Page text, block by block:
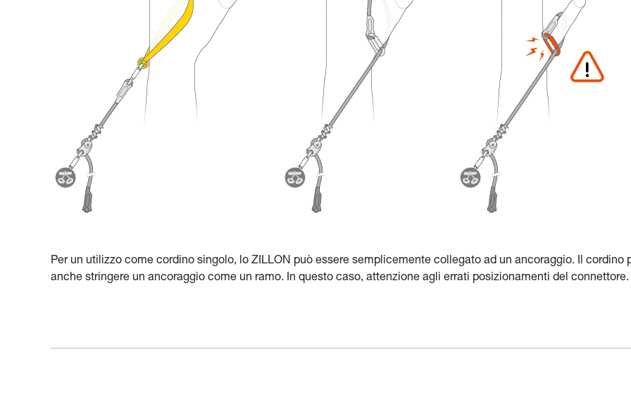
Per un utilizzo come cordino singolo, lo ZILLON può essere semplicemente collegato ad un ancoraggio. Il cordino
anche stringere un ancoraggio come un ramo. In questo caso, attenzione agli errati posizionamenti del connettore.